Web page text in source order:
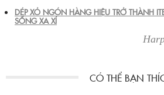
DÉP XỎ NGÓN HÀNG HIỆU TRỞ THÀNH
SỐNG XA XỈ